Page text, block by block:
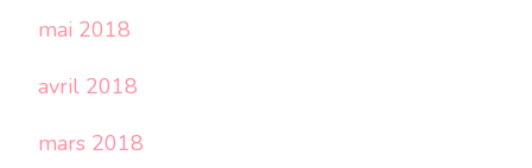
mai 2018
avril 2018
mars 2018